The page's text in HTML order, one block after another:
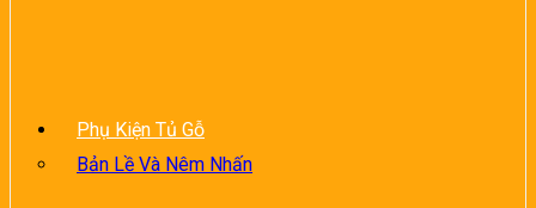
Phụ Kiện Tủ Gỗ
Bản Lề Và Nêm Nhấn